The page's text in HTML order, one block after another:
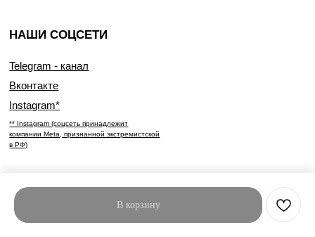
В корзину
НАШИ СОЦСЕТИ
Telegram - канал
Вконтакте
Instagram*
** Instagram (соцсеть принадлежит
компании Meta, признанной экстремистской
в РФ)